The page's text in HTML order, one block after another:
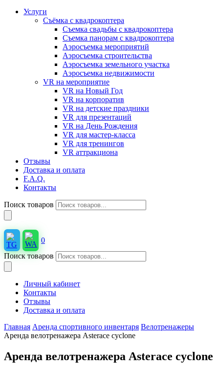
Услуги
Съёмка с квадрокоптера
Съемка свадьбы с квадрокоптера
Съемка панорам с квадрокоптера
Аэросъемка мероприятий
Аэросъемка строительства
Аэросъемка земельного участка
Аэросъемка недвижимости
VR на мероприятие
VR на Новый Год
VR на корпоратив
VR на детские праздники
VR для презентаций
VR на День Рождения
VR для мастер-класса
VR для тренингов
VR аттракциона
Отзывы
Доставка и оплата
F.A.Q.
Контакты
Поиск товаров
0
Поиск товаров
Личный кабинет
Контакты
Отзывы
Доставка и оплата
Главная Аренда спортивного инвентаря Велотренажеры
Аренда велотренажера Asterace cyclone
Аренда велотренажера Asterace cyclone